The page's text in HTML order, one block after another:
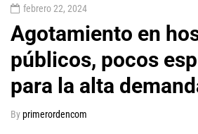
febrero 22, 2024
Agotamiento en
públicos, pocos
para la alta
Byprimerordencom